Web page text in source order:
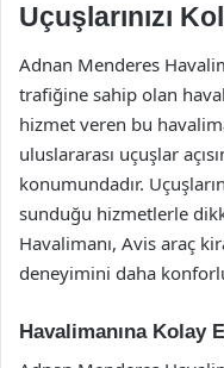
Uçuşlarınızı
Adnan Menderes
trafiğine sahip olan
hizmet veren bu
uluslararası uçuşlar
konumundadır.
sunduğu hizmetlerle
Havalimanı, Avis araç
deneyimini daha
Havalimanına Kolay